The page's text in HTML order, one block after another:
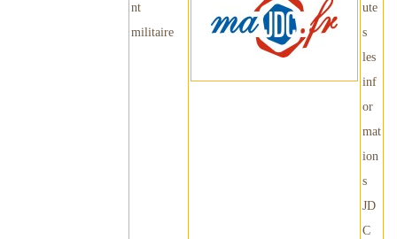
nt
militaire
ute
s
les
inf
or
mat
ion
s
JD
C